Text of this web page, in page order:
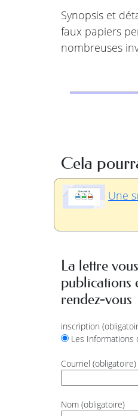
Synopsis et
faux papiers
nombreuses
Cela
Une
La lettre
publications
rendez-vous
inscription
Les Informations
Courriel (obligatoire)
Nom (obligatoire)